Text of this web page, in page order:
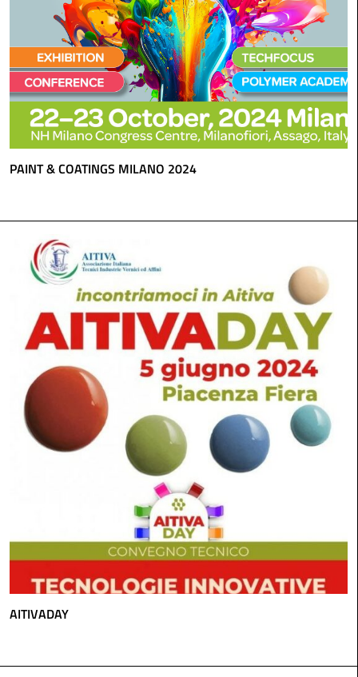
PAINT & COATINGS MILANO 2024
AITIVADAY